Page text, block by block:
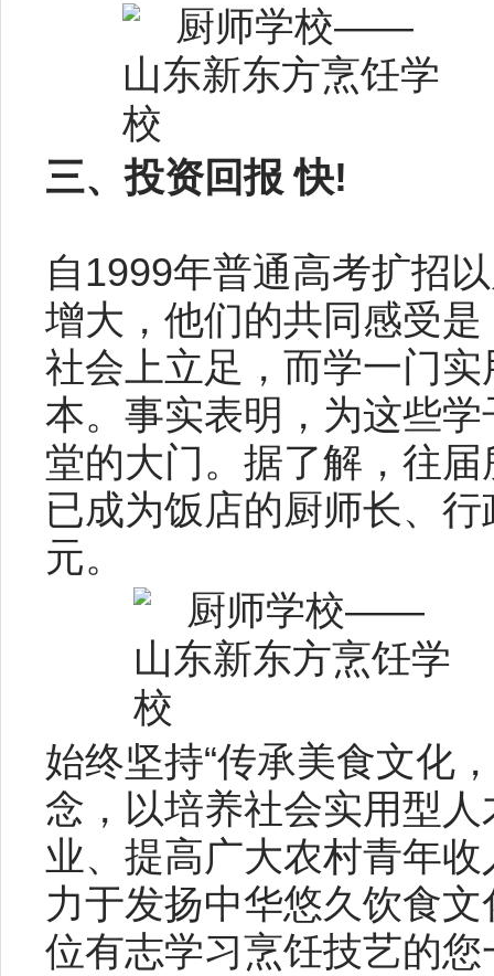
三、投资回报 快!
自1999年普通高考扩招
增大，他们的共同感受
社会上立足，而学一门
本。事实表明，为这些
堂的大门。据了解，往
已成为饭店的厨师长、
元。
始终坚持“传承美食文化
念，以培养社会实用型
业、提高广大农村青年
力于发扬中华悠久饮食
位有志学习烹饪技艺的